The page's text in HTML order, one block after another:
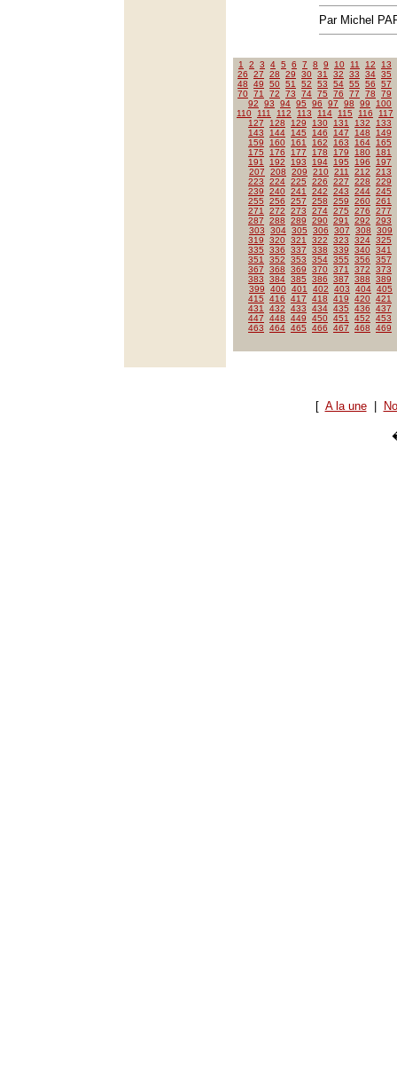
Par Michel
1 2 3 4 5 6 7 8 9 10 11 12
13
26
27 28 29 30 31 32 33 34 35
48
49 50 51 52 53 54 55 56
57
70 71 72 73 74 75 76 77 78
79
92
93 94 95 96 97 98 99
100
110
111 112 113 114 115 116
117
127
128 129 130 131 132
133
143
144 145 146 147 148
149
159
160 161 162 163 164
165
175
176 177 178 179 180
181
191
192 193 194 195 196
197
207
208 209 210 211 212
213
223
224 225 226 227 228
229
239
240 241 242 243 244 245
255
256 257 258 259 260 261
271
272 273 274 275 276
277
287
288 289 290 291 292
293
303
304 305 306 307 308
309
319
320 321 322 323 324 325
335
336 337 338 339 340 341
351
352 353 354 355 356
357
367
368 369 370 371 372
373
383
384 385 386 387 388
389
399
400 401 402 403 404 405
415
416 417 418 419 420 421
431
432 433 434 435 436
437
447
448 449 450 451 452
453
463
464 465 466 467 468 469
[ A la une|